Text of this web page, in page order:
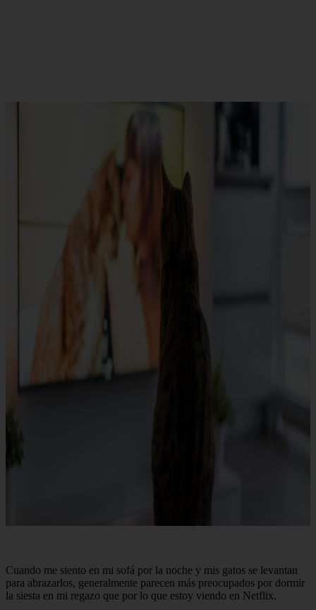
Cuando me siento en mi sofá por la noche y mis gatos se levantan
para abrazarlos, generalmente parecen más preocupados por dormir
la siesta en mi regazo que por lo que estoy viendo en Netflix.